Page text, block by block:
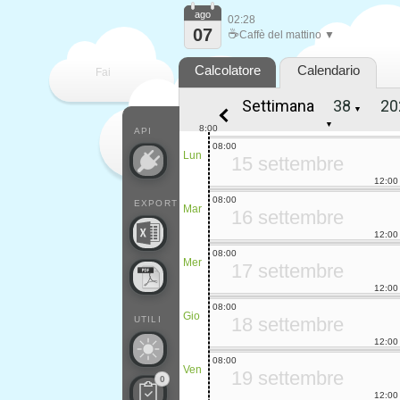
Fai
contare
API
EXPORT
UTILI
0
ago
07
02:28
☕Caffè del mattino ▼
Calcolatore Calendario
Settimana
▼
▼
Lun
Mar
Mer
Gio
Ven
8:00
15 settembre
08:00
12:00
16 settembre
08:00
12:00
17 settembre
08:00
12:00
18 settembre
08:00
12:00
19 settembre
08:00
12:00